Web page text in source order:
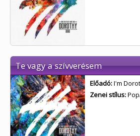
Te vagy a szívverésem
Előadó:I'm
Zenei stílus: